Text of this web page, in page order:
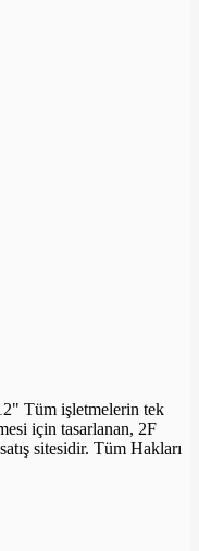
Tüm işletmelerin tek
için tasarlanan, 2F
sitesidir. Tüm Hakları